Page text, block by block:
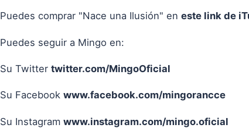
Puedes comprar "Nace una Ilusión" en este link de
Puedes seguir a Mingo en:
Su Twitter twitter.com/MingoOficial
Su Facebook www.facebook.com/mingorancce
Su Instagram www.instagram.com/mingo.oficial